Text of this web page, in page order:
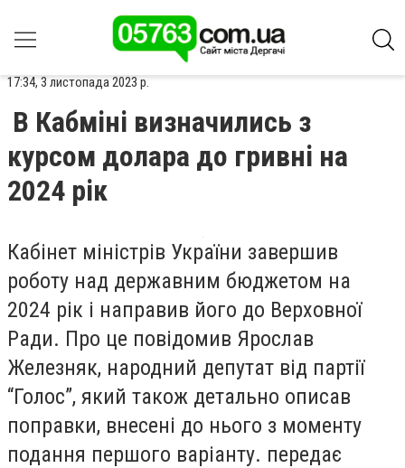
17:34, 3 листопада 2023 р.
В Кабміні визначились з
курсом долара до гривні на
2024 рік
Кабінет міністрів України завершив
роботу над державним бюджетом на
2024 рік і направив його до Верховної
Ради. Про це повідомив Ярослав
Железняк, народний депутат від партії
“Голос”, який також детально описав
поправки, внесені до нього з моменту
подання першого варіанту. передає